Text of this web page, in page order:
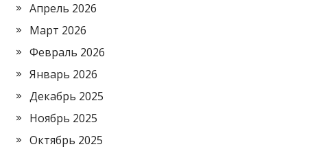
Апрель 2026
Март 2026
Февраль 2026
Январь 2026
Декабрь 2025
Ноябрь 2025
Октябрь 2025